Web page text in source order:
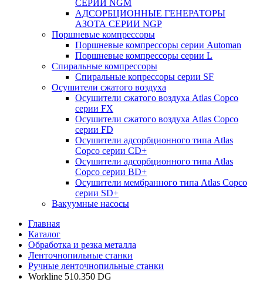
СЕРИИ NGM
АДСОРБЦИОННЫЕ ГЕНЕРАТОРЫ
АЗОТА СЕРИИ NGP
Поршневые компрессоры
Поршневые компрессоры серии Automan
Поршневые компрессоры серии L
Спиральные компрессоры
Спиральные копрессоры серии SF
Осушители сжатого воздуха
Осушители сжатого воздуха Atlas Copco
серии FX
Осушители сжатого воздуха Atlas Copco
серии FD
Осушители адсорбционного типа Atlas
Copco серии СD+
Осушители адсорбционного типа Atlas
Copco серии BD+
Осушители мембранного типа Atlas Copco
серии SD+
Вакуумные насосы
Главная
Каталог
Обработка и резка металла
Ленточнопильные станки
Ручные ленточнопильные станки
Workline 510.350 DG